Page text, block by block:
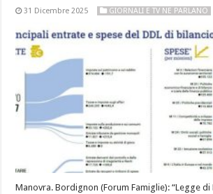
31 Dicembre 2025 GIORNALI E TV NE PARLANO
Manovra. Bordignon (Forum Famiglie): “Legge